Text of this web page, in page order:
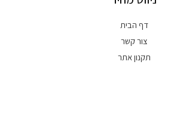
דף הבית
צור קשר
תקנון אתר